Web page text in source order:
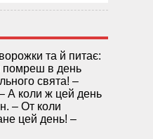
та й питає:
помреш в день
свята! –
А коли ж цей день
– От коли
цей день! –